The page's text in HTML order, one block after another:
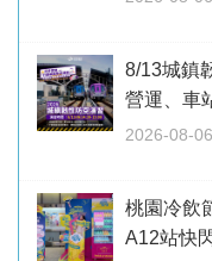
8/13城鎮
營運、車
2026-08-
桃園冷飲
A12站快